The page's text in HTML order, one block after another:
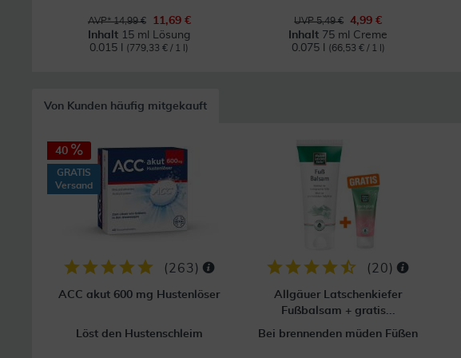
AVP* 14,99 €
11,69 €
Inhalt 15 ml Lösung
0.015 l
(779,33 € / 1 l)
UVP 5,49 €
4,99 €
Inhalt 75 ml Creme
0.075 l
(66,53 € / 1 l)
Von Kunden häufig mitgekauft
40
GRATIS
Versand
(263)
ACC akut 600 mg Hustenlöser
Löst den Hustenschleim
(20)
Allgäuer Latschenkiefer
Fußbalsam + gratis...
Bei brennenden müden Füßen